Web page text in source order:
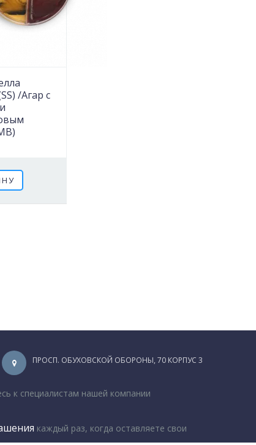
/Агар с
ПРОСП. ОБУХОВСКОЙ ОБОРОНЫ, 70 КОРПУС 3
к специалистам нашей компании
каждый раз, когда оставляете свои